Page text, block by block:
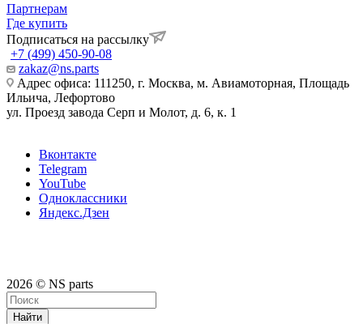
Партнерам
Где купить
Подписаться на рассылку
+7 (499) 450-90-08
zakaz@ns.parts
Адрес офиса: 111250, г. Москва, м. Авиамоторная, Площадь
Ильича, Лефортово
ул. Проезд завода Серп и Молот, д. 6, к. 1
Вконтакте
Telegram
YouTube
Одноклассники
Яндекс.Дзен
2026 © NS parts
Найти